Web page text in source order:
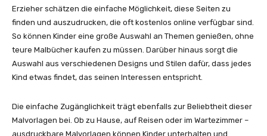
Erzieher schätzen die einfache Möglichkeit, diese Seiten zu
finden und auszudrucken, die oft kostenlos online verfügbar sind.
So können Kinder eine große Auswahl an Themen genießen, ohne
teure Malbücher kaufen zu müssen. Darüber hinaus sorgt die
Auswahl aus verschiedenen Designs und Stilen dafür, dass jedes
Kind etwas findet, das seinen Interessen entspricht.
Die einfache Zugänglichkeit trägt ebenfalls zur Beliebtheit dieser
Malvorlagen bei. Ob zu Hause, auf Reisen oder im Wartezimmer –
ausdruckbare Malvorlagen können Kinder unterhalten und